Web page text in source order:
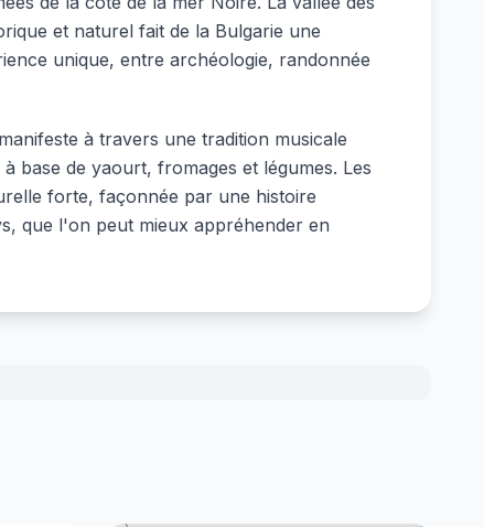
et naturel fait de la Bulgarie une
unique, entre archéologie, randonnée
à travers une tradition musicale
base de yaourt, fromages et légumes. Les
forte, façonnée par une histoire
que l'on peut mieux appréhender en